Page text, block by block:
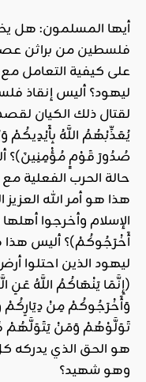
أيها المسلمون: هل
فلسطينمن براثن
على كيفية التعامل مع
ليهود؟ أليس إنقاذ
لقتال ذلك الكيان
يُعَذِّبْهُمُ اللَّهُ
صُدُورَ قَوْمٍ مُؤْمِنِينَ)؟
حالة الحرب الفعلية
هذا هو أمر الله
الإسلام وأخرجوا
أَخْرَجُوكُمْ)؟ أليس هذا
ليهود الذين احتلوا
(إِنَّمَا يَنْهَاكُمُ اللَّهُ عَنِ
وَأَخْرَجُوكُمْ مِنْ دِيَارِكُمْ
تَوَلَّوْهُمْ وَمَنْ يَتَوَلَّهُمْ
هو الحق الذي يدركه
وهو شهيد؟